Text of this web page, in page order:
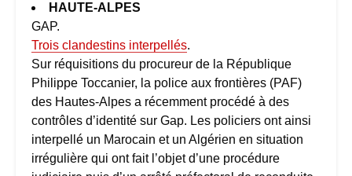
HAUTE-ALPES
GAP.
Trois clandestins interpellés.
Sur réquisitions du procureur de la République
Philippe Toccanier, la police aux frontières (PAF)
des Hautes-Alpes a récemment procédé à des
contrôles d’identité sur Gap. Les policiers ont ainsi
interpellé un Marocain et un Algérien en situation
irrégulière qui ont fait l’objet d’une procédure